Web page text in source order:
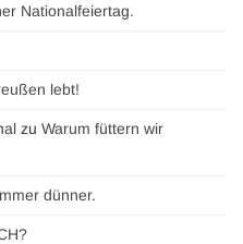
Nationalfeiertag.
lebt!
zu Warum füttern wir
dünner.